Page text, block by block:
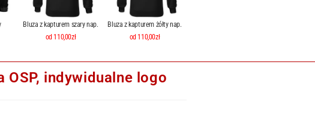
Bluza z kapturem szary nap.
od 110,00zł
Bluza z kapturem żółty nap.
od 110,00zł
OSP, indywidualne logo